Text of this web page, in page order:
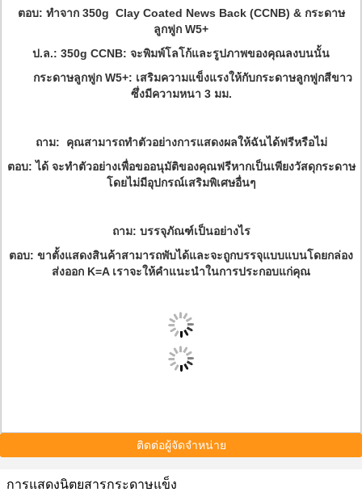
ตอบ: ทำจาก 350g Clay Coated News Back (CCNB) & กระดาษ
ลูกฟูก W5+
ป.ล.: 350g CCNB: จะพิมพ์โลโก้และรูปภาพของคุณลงบนนั้น
กระดาษลูกฟูก W5+: เสริมความแข็งแรงให้กับกระดาษลูกฟูกสีขาว
ซึ่งมีความหนา 3 มม.
ถาม: คุณสามารถทำตัวอย่างการแสดงผลให้ฉันได้ฟรีหรือไม่
ตอบ: ได้ จะทำตัวอย่างเพื่อขออนุมัติของคุณฟรีหากเป็นเพียงวัสดุกระดาษ
โดยไม่มีอุปกรณ์เสริมพิเศษอื่นๆ
ถาม: บรรจุภัณฑ์เป็นอย่างไร
ตอบ: ขาตั้งแสดงสินค้าสามารถพับได้และจะถูกบรรจุแบบแบนโดยกล่อง
ส่งออก K=A เราจะให้คำแนะนำในการประกอบแก่คุณ
ติดต่อผู้จัดจำหน่าย
การแสดงนิตยสารกระดาษแข็ง